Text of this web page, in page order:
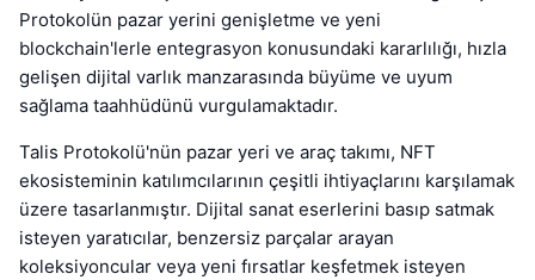
Protokolün pazar yerini genişletme ve yeni
blockchain'lerle entegrasyon konusundaki kararlılığı, hızla
gelişen dijital varlık manzarasında büyüme ve uyum
sağlama taahhüdünü vurgulamaktadır.
Talis Protokolü'nün pazar yeri ve araç takımı, NFT
ekosisteminin katılımcılarının çeşitli ihtiyaçlarını karşılamak
üzere tasarlanmıştır. Dijital sanat eserlerini basıp satmak
isteyen yaratıcılar, benzersiz parçalar arayan
koleksiyoncular veya yeni fırsatlar keşfetmek isteyen